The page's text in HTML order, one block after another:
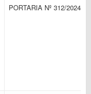
PORTARIA Nº 312/2024